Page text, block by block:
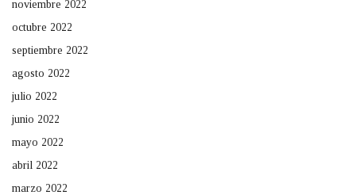
noviembre 2022
octubre 2022
septiembre 2022
agosto 2022
julio 2022
junio 2022
mayo 2022
abril 2022
marzo 2022